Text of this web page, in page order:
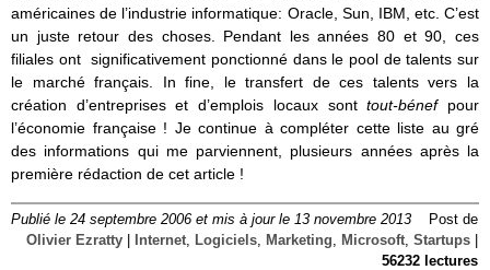
américaines de l’industrie informatique: Oracle, Sun, IBM, etc. C’est
un juste retour des choses. Pendant les années 80 et 90, ces
filiales ont significativement ponctionné dans le pool de talents sur
le marché français. In fine, le transfert de ces talents vers la
création d’entreprises et d’emplois locaux sonttout-bénef pour
l’économie française ! Je continue à compléter cette liste au gré
des informations qui me parviennent, plusieurs années après la
première rédaction de cet article !
Publié le 24 septembre 2006 et mis à jour le 13 novembre 2013
Post de
Olivier Ezratty
Internet Logiciels Marketing Microsoft Startups
56232 lectures